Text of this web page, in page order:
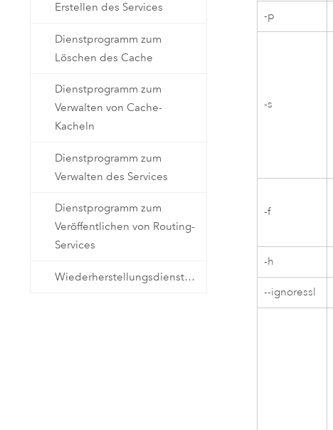
Erstellen des Services
Dienstprogramm zum
Löschen des Cache
Dienstprogramm zum
Verwalten von Cache-
Kacheln
Dienstprogramm zum
Verwalten des Services
Dienstprogramm zum
Veröffentlichen von Routing-
Services
Wiederherstellungsdienstprogramm
-p
-s
-f
-h
--ignoressl